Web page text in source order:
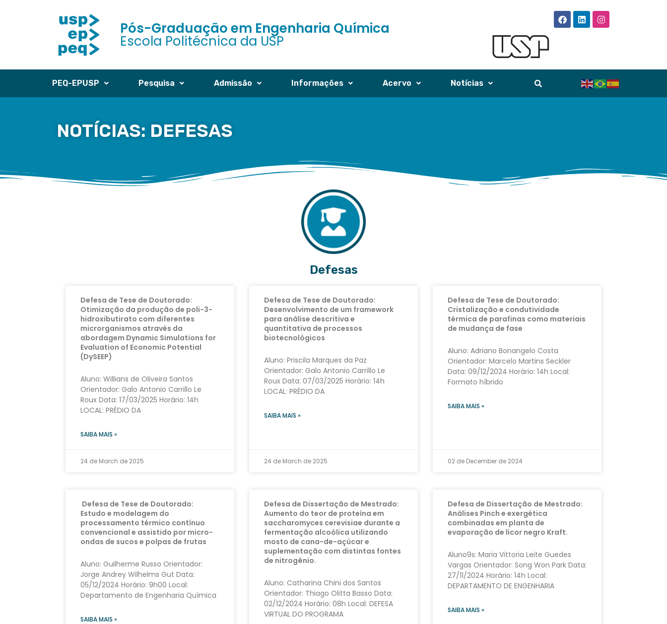
Pós-Graduação em Engenharia Química
Escola Politécnica da USP
PEQ-EPUSP Pesquisa Admissão Informações Acervo Notícias
NOTÍCIAS: DEFESAS
Defesas
Defesa de Tese de Doutorado:
Otimização da produção de poli-3-
hidroxibutirato com diferentes
microrganismos através da
abordagem Dynamic Simulations for
Evaluation of Economic Potential
(DySEEP)
Aluno: Willians de Oliveira Santos
Orientador: Galo Antonio Carrillo Le
Roux Data: 17/03/2025 Horário: 14h
LOCAL: PRÉDIO DA
SAIBA MAIS »
24 de March de 2025
Defesa de Tese de Doutorado:
Desenvolvimento de um framework
para análise descritiva e
quantitativa de processos
biotecnológicos
Aluno: Priscila Marques da Paz
Orientador: Galo Antonio Carrillo Le
Roux Data: 07/03/2025 Horário: 14h
LOCAL: PRÉDIO DA
SAIBA MAIS »
24 de March de 2025
Defesa de Tese de Doutorado:
Cristalização e condutividade
térmica de parafinas como materiais
de mudança de fase
Aluno: Adriano Bonangelo Costa
Orientador: Marcelo Martins Seckler
Data: 09/12/2024 Horário: 14h Local:
Formato híbrido
SAIBA MAIS »
02 de December de 2024
Defesa de Tese de Doutorado:
Estudo e modelagem do
processamento térmico contínuo
convencional e assistido por micro-
ondas de sucos e polpas de frutas
Aluno: Guilherme Russo Orientador:
Jorge Andrey Wilhelms Gut Data:
05/12/2024 Horário: 9h00 Local:
Departamento de Engenharia Química
SAIBA MAIS »
Defesa de Dissertação de Mestrado:
Aumento do teor de proteína em
saccharomyces cerevisiae durante a
fermentação alcoólica utilizando
mosto de cana-de-açúcar e
suplementação com distintas fontes
de nitrogênio.
Aluno: Catharina Chini dos Santos
Orientador: Thiago Olitta Basso Data:
02/12/2024 Horário: 08h Local: DEFESA
VIRTUAL DO PROGRAMA
Defesa de Dissertação de Mestrado:
Análises Pinch e exergética
combinadas em planta de
evaporação de licor negro Kraft.
Aluno9s: Maria Vittoria Leite Guedes
Vargas Orientador: Song Won Park Data:
27/11/2024 Horário: 14h Local:
DEPARTAMENTO DE ENGENHARIA
SAIBA MAIS »